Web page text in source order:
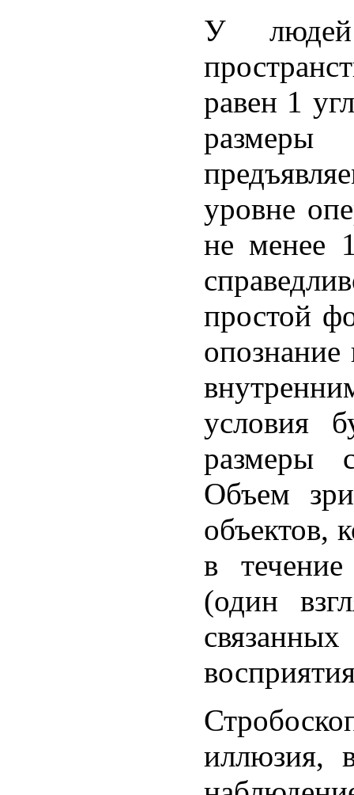
У
равен 1
размеры
уровне
не менее
простой
условия
размеры
Объем
объектов,
в
(один
иллюзия,